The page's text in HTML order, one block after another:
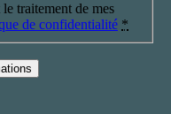
le traitement de mes
de confidentialité *